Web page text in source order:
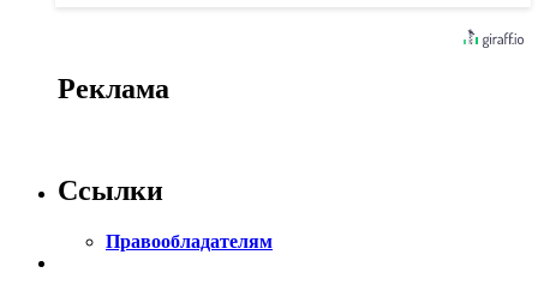
Реклама
Ссылки
Правообладателям